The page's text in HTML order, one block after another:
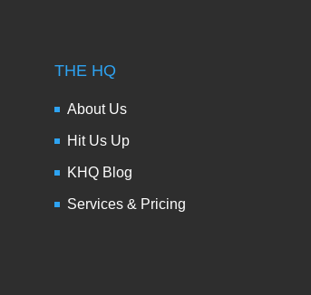
THE HQ
About Us
Hit Us Up
KHQ Blog
Services & Pricing